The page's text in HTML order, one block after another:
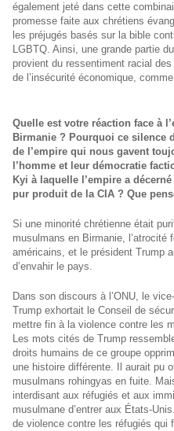
également jeté dans cette
promesse faite aux chrétiens
les préjugés basés sur la bible
LGBTQ. Ainsi, une grande partie
provient du ressentiment racial
de l’insécurité économique,
Quelle est votre réaction face à
Birmanie ? Pourquoi ce silence
de l’empire qui nous gavent
l’homme et leur démocratie
Kyi à laquelle l’empire a
pur produit de la CIA ? Que
Si une minorité chrétienne était
musulmans en Birmanie,
américains, et le président Trump
d’envahir le pays.
Dans son discours à l’ONU, le
Trump exhortait le Conseil de
mettre fin à la violence contre les
Les mots cités de Trump
droits humains de ce groupe
une histoire différente. Il aurait pu
musulmans rohingyas en fuite.
interdisant aux réfugiés et aux
musulmane d’entrer aux États-
de violence contre les réfugiés qui